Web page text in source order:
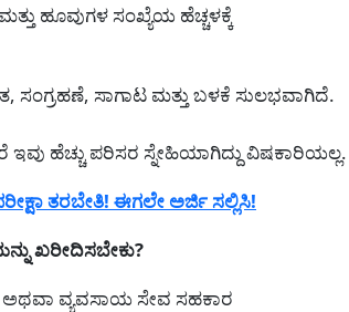
ಹೂವುಗಳ ಸಂಖ್ಯೆಯ ಹೆಚ್ಚಳಕ್ಕೆ
ಸಾಗಾಟ ಮತ್ತು ಬಳಕೆ ಸುಲಭವಾಗಿದೆ.
ಹೆಚ್ಚು ಪರಿಸರ ಸ್ನೇಹಿಯಾಗಿದ್ದು ವಿಷಕಾರಿಯಲ್ಲ.
ತರಬೇತಿ! ಈಗಲೇ ಅರ್ಜಿ ಸಲ್ಲಿಸಿ!
ಖರೀದಿಸಬೇಕು?
ಅಥವಾ ವ್ಯವಸಾಯ ಸೇವ ಸಹಕಾರ